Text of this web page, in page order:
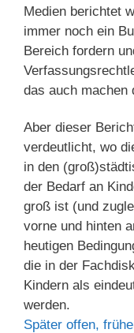
Medien berichtet
immer noch ein
Bereich fordern
das auch machen
Aber dieser
verdeutlicht, wo
in den
der Bedarf an
groß ist (und
vorne und hinten
heutigen
die in der
Kindern als
werden.
Später offen,